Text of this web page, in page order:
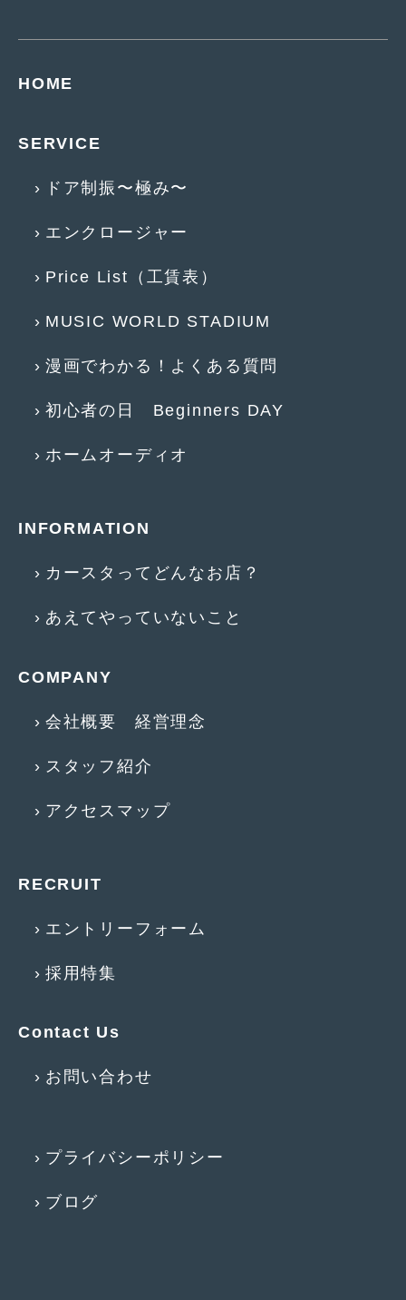
HOME
SERVICE
ドア制振〜極み〜
エンクロージャー
Price List（工賃表）
MUSIC WORLD STADIUM
漫画でわかる！よくある質問
初心者の日 Beginners DAY
ホームオーディオ
INFORMATION
カースタってどんなお店？
あえてやっていないこと
COMPANY
会社概要 経営理念
スタッフ紹介
アクセスマップ
RECRUIT
エントリーフォーム
採用特集
Contact Us
お問い合わせ
プライバシーポリシー
ブログ